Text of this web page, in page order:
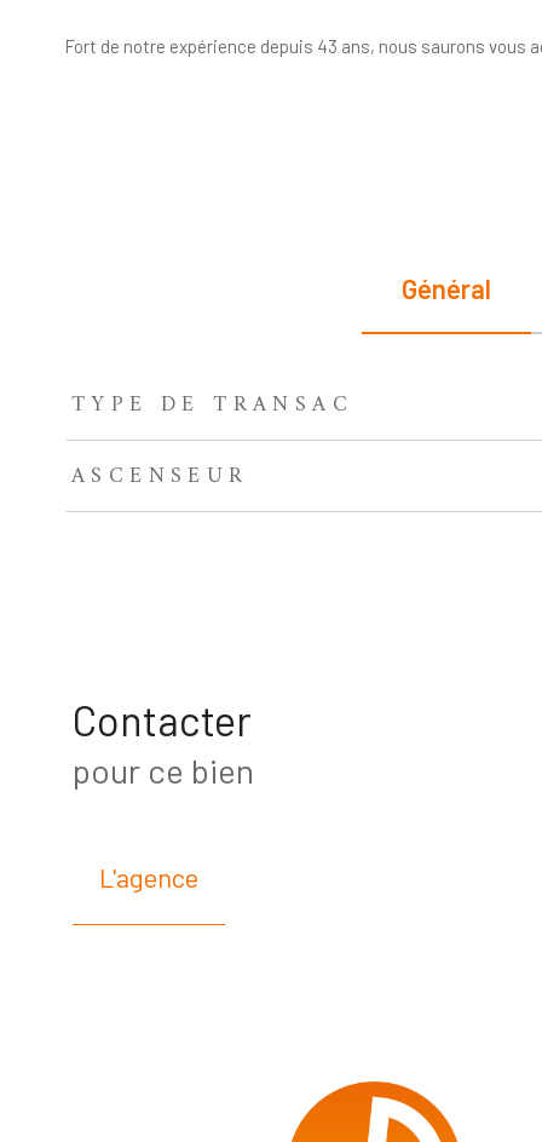
Fort de notre expérience depuis 43 ans, nous saurons
Général
TRAD_ZEPHYR_Caracteristique TRAD_ZEPHYR_Valeurs
TYPE DE TRANSAC
ASCENSEUR
Contacter
pour ce bien
L'agence